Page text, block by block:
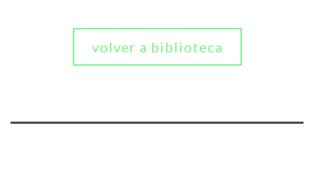
volver a biblioteca